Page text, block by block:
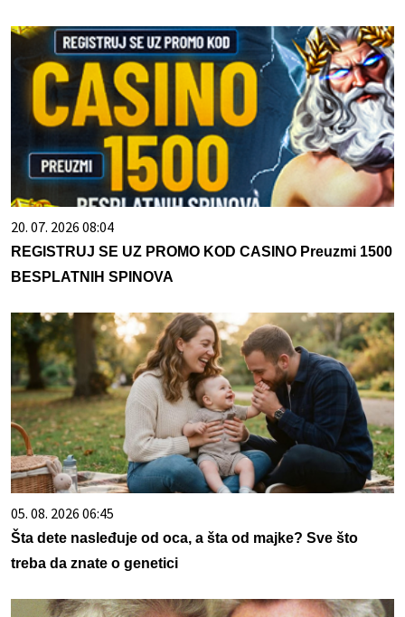
20. 07. 2026 08:04
REGISTRUJ SE UZ PROMO KOD CASINO Preuzmi 1500
BESPLATNIH SPINOVA
05. 08. 2026 06:45
Šta dete nasleđuje od oca, a šta od majke? Sve što
treba da znate o genetici